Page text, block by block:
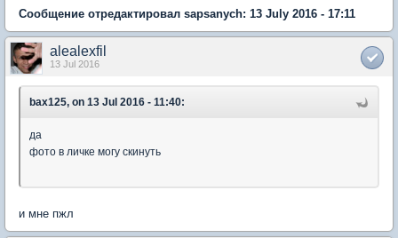
Сообщение отредактировал sapsanych: 13 July 2016 - 17:11
alealexfil
13 Jul 2016
bax125, on 13 Jul 2016 - 11:40:
да
фото в личке могу скинуть
и мне пжл